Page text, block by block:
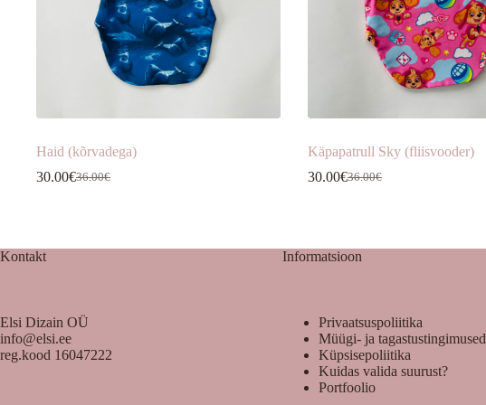
Haid (kõrvadega)
36.00€
Algne
30.00€Praegune
Käpapatrull Sky (fliisvooder)
36.00€
Algne
30.00€Praegune
Kontakt
Elsi Dizain OÜ
info@elsi.ee
reg.kood 16047222
Informatsioon
Privaatsuspoliitika
Müügi- ja tagastustingimused
Küpsisepoliitika
Kuidas valida suurust?
Portfoolio